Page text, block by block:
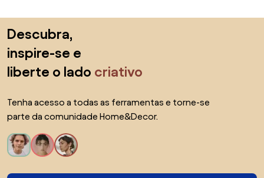
Descubra,
inspire-se e
liberte o lado criativo
Tenha acesso a todas as ferramentas e torne-se
parte da comunidade Home&Decor.